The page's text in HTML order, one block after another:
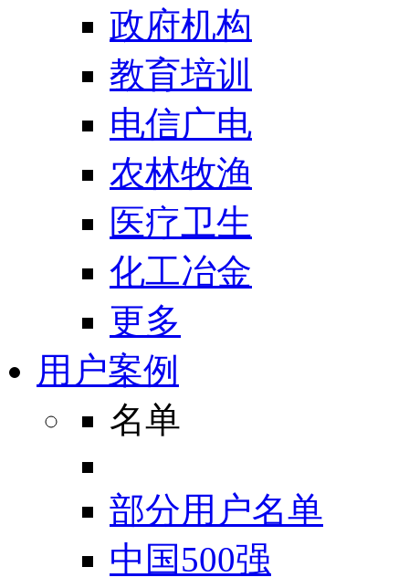
政府机构
教育培训
电信广电
农林牧渔
医疗卫生
化工冶金
更多
用户案例
名单
部分用户名单
中国500强